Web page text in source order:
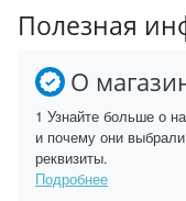
Полезная
О
1 Узнайте больше о
и почему они
реквизиты.
Подробнее